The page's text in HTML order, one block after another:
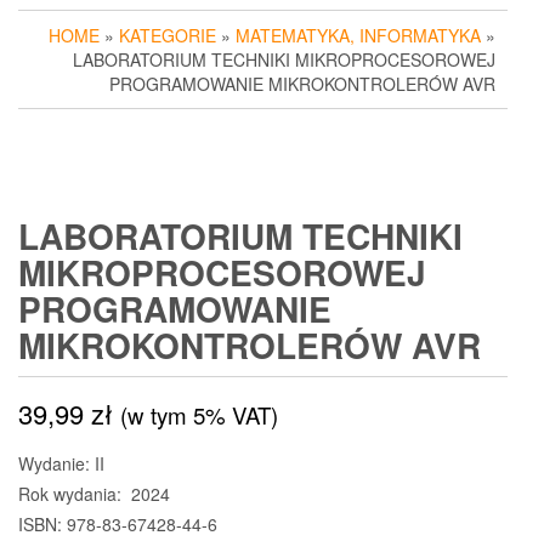
HOME » KATEGORIE » MATEMATYKA, INFORMATYKA »
LABORATORIUM TECHNIKI MIKROPROCESOROWEJ
PROGRAMOWANIE MIKROKONTROLERÓW AVR
LABORATORIUM TECHNIKI
MIKROPROCESOROWEJ
PROGRAMOWANIE
MIKROKONTROLERÓW AVR
39,99zł (w tym 5% VAT)
Wydanie: II
Rok wydania: 2024
ISBN: 978-83-67428-44-6